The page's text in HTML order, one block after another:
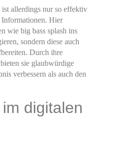
allerdings nur so effektiv
Hier
wie big bass splash ins
sondern diese auch
Durch ihre
sie glaubwürdige
verbessern als auch den
digitalen